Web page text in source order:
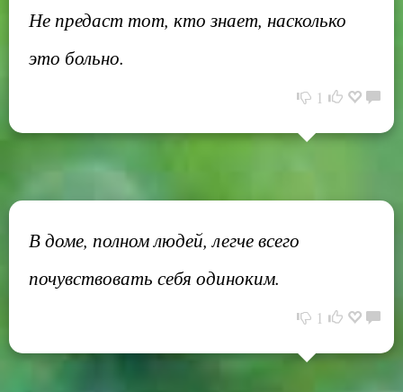
Не предаст тот, кто знает, насколько
это больно.
1
В доме, полном людей, легче всего
почувствовать себя одиноким.
1